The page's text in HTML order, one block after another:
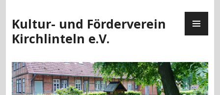
Inhalt
springen
Kultur- und Förderverein
Kirchlinteln e.V.